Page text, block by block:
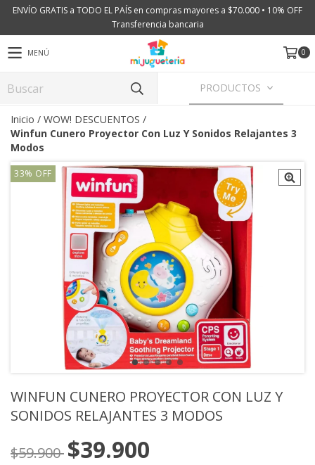
ENVÍO GRATIS a TODO EL PAÍS en compras mayores a $70.000 • 10% OFF
Transferencia bancaria
MENÚ 0
PRODUCTOS
Inicio / WOW! DESCUENTOS /
Winfun Cunero Proyector Con Luz Y Sonidos Relajantes 3
Modos
33% OFF
WINFUN CUNERO PROYECTOR CON LUZ Y
SONIDOS RELAJANTES 3 MODOS
$59.900 $39.900